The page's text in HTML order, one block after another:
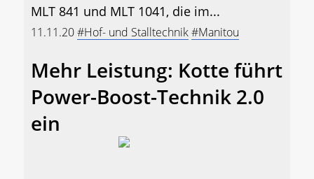
MLT 841 und MLT 1041, die im...
11.11.20#Hof- und Stalltechnik#Manitou
Mehr Leistung: Kotte führt
Power-Boost-Technik 2.0
ein